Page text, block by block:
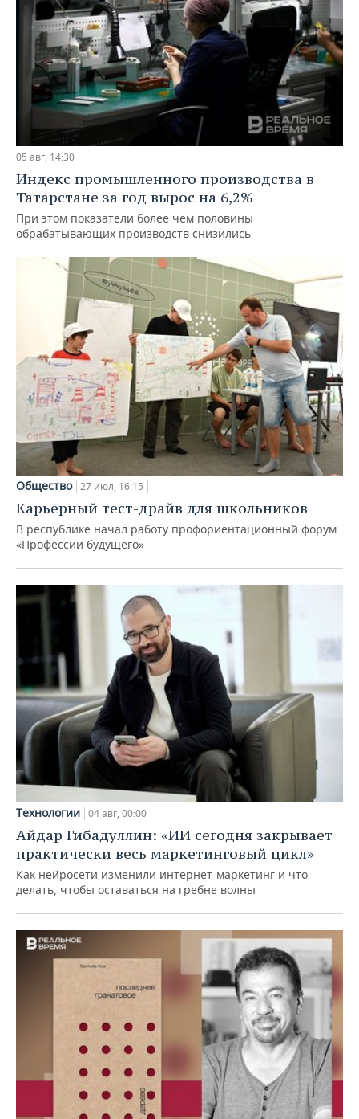
05 авг, 14:30
Индекс промышленного производства в
Татарстане за год вырос на 6,2%
При этом показатели более чем половины
обрабатывающих производств снизились
Общество 27 июл, 16:15
Карьерный тест-драйв для школьников
В республике начал работу профориентационный форум
«Профессии будущего»
Технологии 04 авг, 00:00
Айдар Гибадуллин: «ИИ сегодня закрывает
практически весь маркетинговый цикл»
Как нейросети изменили интернет-маркетинг и что
делать, чтобы оставаться на гребне волны